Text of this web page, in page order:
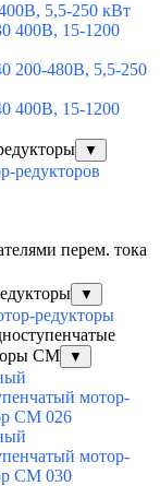
5,5-250 кВт
400В, 15-1200
200-480В, 5,5-250
400В, 15-1200
▼
редукторов
перем. тока
▼
редукторы
CM
▼
мотор-
CM 026
мотор-
CM 030